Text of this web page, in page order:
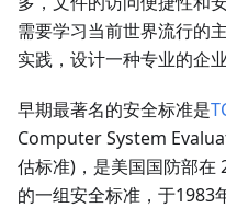
需要学习当前世界流行的
实践，设计一种专业的企
早期最著名的安全标准是
Computer System
估标准)，是美国国防部在
的⼀组安全标准，于1983